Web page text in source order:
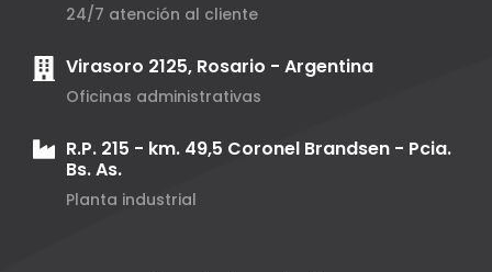
24/7 atención al cliente
Virasoro 2125, Rosario - Argentina
Oficinas administrativas
R.P. 215 - km. 49,5 Coronel Brandsen - Pcia.
Bs. As.
Planta industrial